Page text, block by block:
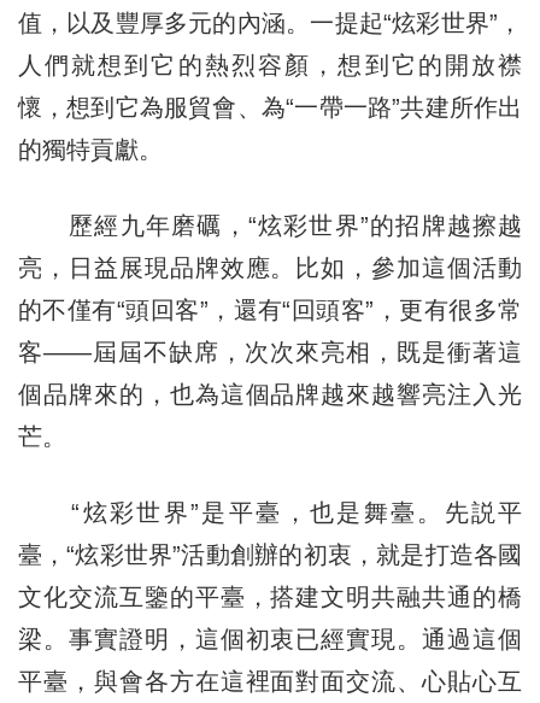
值，以及豐厚多元的內涵。一提起“炫彩世界”，
人們就想到它的熱烈容顏，想到它的開放襟
懷，想到它為服貿會、為“一帶一路”共建所作出
的獨特貢獻。
歷經九年磨礪，“炫彩世界”的招牌越擦越
亮，日益展現品牌效應。比如，參加這個活動
的不僅有“頭回客”，還有“回頭客”，更有很多常
客——屆屆不缺席，次次來亮相，既是衝著這
個品牌來的，也為這個品牌越來越響亮注入光
芒。
“炫彩世界”是平臺，也是舞臺。先説平
臺，“炫彩世界”活動創辦的初衷，就是打造各國
文化交流互鑒的平臺，搭建文明共融共通的橋
梁。事實證明，這個初衷已經實現。通過這個
平臺，與會各方在這裡面對面交流、心貼心互